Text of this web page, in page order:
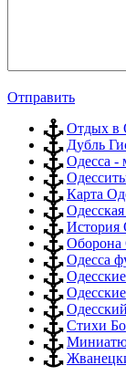
Отправить
Отдых в
Дубль
Одесса -
Карта
История
Оборона
Одесса
Стихи